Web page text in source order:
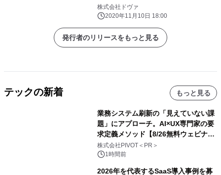
小規模事業者様、テレワークにも最適
な 新コースを提供開始
株式会社ドヴァ
2020年11月10日 18:00
発行者のリリースをもっと見る
テックの新着 もっと見る
業務システム刷新の「見えていない課
題」にアプローチ。AI×UX専門家の要
求定義メソッド【8/26無料ウェビナ
ー】株式会社PIVOT
株式会社PIVOT＜PR＞
1時間前
2026年を代表するSaaS導入事例を募